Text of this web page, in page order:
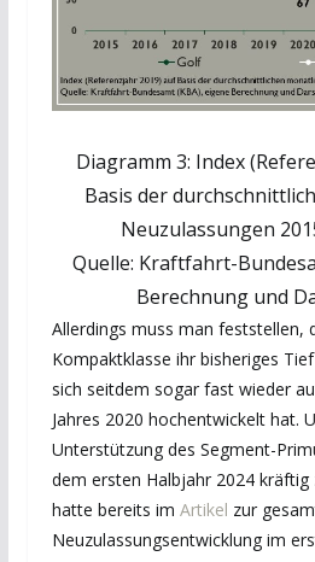
Diagramm 3: Index
Basis der
Neuzulassungen
Quelle: Kraftfahrt-
Berechnung und
Allerdings muss man feststellen,
Kompaktklasse ihr bisheriges
sich seitdem sogar fast wieder
Jahres 2020 hochentwickelt hat.
Unterstützung des Segment-
dem ersten Halbjahr 2024 kräftig
hatte bereits im Artikel zur
Neuzulassungsentwicklung im